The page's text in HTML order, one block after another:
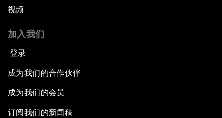
视频
加入我们
登录
成为我们的合作伙伴
成为我们的会员
订阅我们的新闻稿